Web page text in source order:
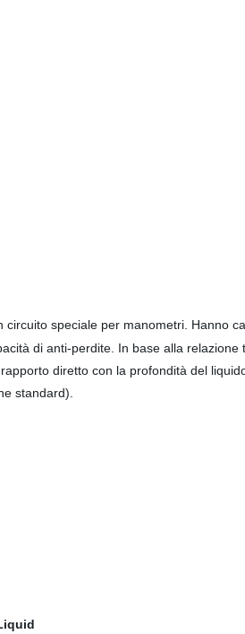
speciale per manometri. Hanno
di anti-perdite. In base alla relazione
diretto con la profondità del
standard).